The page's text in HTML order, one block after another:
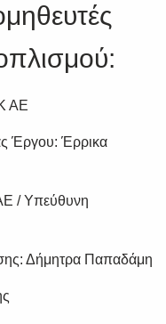
AE
Έργου: Έρρικα
/ Υπεύθυνη
Δήμητρα Παπαδάμη